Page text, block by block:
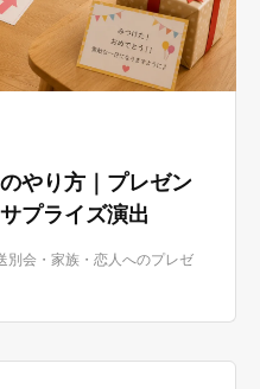
やり方｜プレゼン
プライズ演出
別会・家族・恋人へのプレゼ